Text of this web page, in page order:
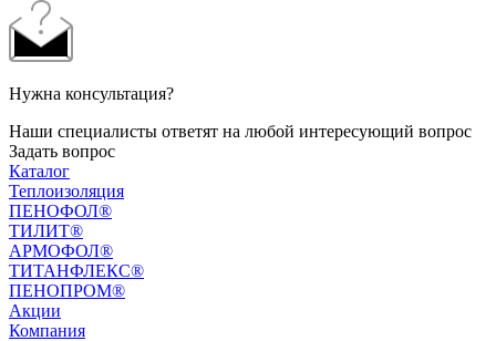
Нужна консультация?
Наши специалисты ответят на любой интересующий вопрос
Задать вопрос
Каталог
Теплоизоляция
ПЕНОФОЛ®
ТИЛИТ®
АРМОФОЛ®
ТИТАНФЛЕКС®
ПЕНОПРОМ®
Акции
Компания